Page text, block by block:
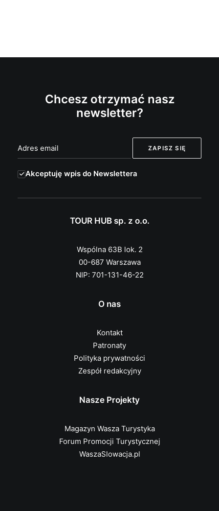
Chcesz otrzymać nasz
newsletter?
Akceptuję wpis do Newslettera
TOUR HUB sp. z o.o.
Wspólna 63B lok. 2
00-687 Warszawa
NIP: 701-131-46-22
O nas
Kontakt
Patronaty
Polityka prywatności
Zespół redakcyjny
Nasze Projekty
Magazyn Wasza Turystyka
Forum Promocji Turystycznej
WaszaSlowacja.pl